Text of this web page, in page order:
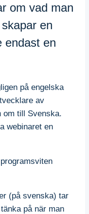
om vad man
en
endast en
på engelska
av
om till Svenska.
webinaret en
(på svenska) tar
på när man